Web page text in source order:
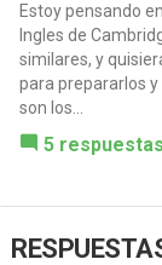
Estoy pensando
Ingles de
similares, y
para prepararlos
son los...
5 respuestas